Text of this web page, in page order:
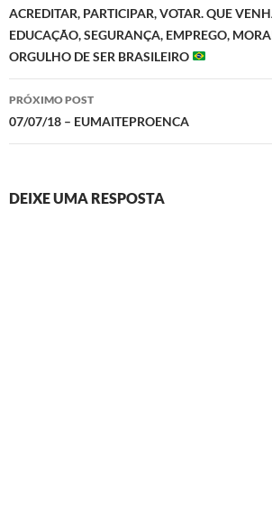
ACREDITAR, PARTICIPAR, VOTAR. QUE
EDUCAÇÃO, SEGURANÇA, EMPREGO,
ORGULHO DE SER BRASILEIRO
PRÓXIMO POST
07/07/18 – EUMAITEPROENCA
DEIXE UMA RESPOSTA